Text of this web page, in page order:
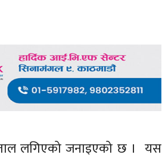
लगिएको जनाइएको छ । यस